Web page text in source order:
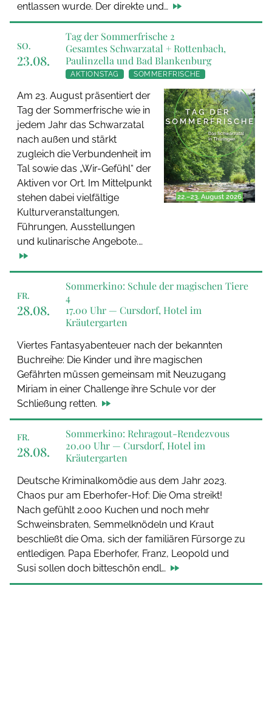
entlassen wurde. Der direkte und…
SO.
23.08.
Tag der Sommerfrische 2
Gesamtes Schwarzatal + Rottenbach,
Paulinzella und Bad Blankenburg
AKTIONSTAG SOMMERFRISCHE
Am 23. August präsentiert der
Tag der Sommerfrische wie in
jedem Jahr das Schwarzatal
nach außen und stärkt
zugleich die Verbundenheit im
Tal sowie das „Wir-Gefühl“ der
Aktiven vor Ort. Im Mittelpunkt
stehen dabei vielfältige
Kulturveranstaltungen,
Führungen, Ausstellungen
und kulinarische Angebote.…
FR.
28.08.
Sommerkino: Schule der magischen Tiere
4
17.00 Uhr — Cursdorf, Hotel im
Kräutergarten
Viertes Fantasyabenteuer nach der bekannten
Buchreihe: Die Kinder und ihre magischen
Gefährten müssen gemeinsam mit Neuzugang
Miriam in einer Challenge ihre Schule vor der
Schließung retten.
FR.
28.08.
Sommerkino: Rehragout-Rendezvous
20.00 Uhr — Cursdorf, Hotel im
Kräutergarten
Deutsche Kriminalkomödie aus dem Jahr 2023.
Chaos pur am Eberhofer-Hof: Die Oma streikt!
Nach gefühlt 2.000 Kuchen und noch mehr
Schweinsbraten, Semmelknödeln und Kraut
beschließt die Oma, sich der familiären Fürsorge zu
entledigen. Papa Eberhofer, Franz, Leopold und
Susi sollen doch bitteschön endl…